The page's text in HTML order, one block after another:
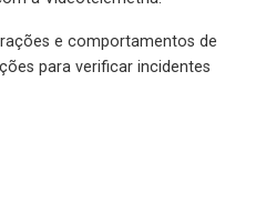
e comportamentos de
para verificar incidentes